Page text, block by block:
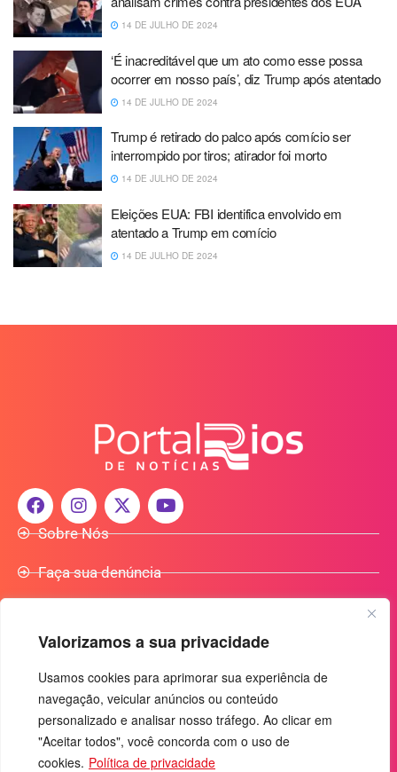
Valorizamos a sua privacidade
Usamos cookies para aprimorar sua experiência de
navegação, veicular anúncios ou conteúdo
personalizado e analisar nosso tráfego. Ao clicar em
"Aceitar todos", você concorda com o uso de
cookies. Política de privacidade
14 DE JULHO DE 2024
‘É inacreditável que um ato como esse possa
ocorrer em nosso país’, diz Trump após atentado
14 DE JULHO DE 2024
Trump é retirado do palco após comício ser
interrompido por tiros; atirador foi morto
14 DE JULHO DE 2024
Eleições EUA: FBI identifica envolvido em
atentado a Trump em comício
14 DE JULHO DE 2024
Sobre Nós
Faça sua denúncia
Anuncie Conosco
+55 (92) 3085-7464
comercialradio95.7fm@gmail.com
Av. Rio Madeira, 444 - Nossa Sra. das Graças